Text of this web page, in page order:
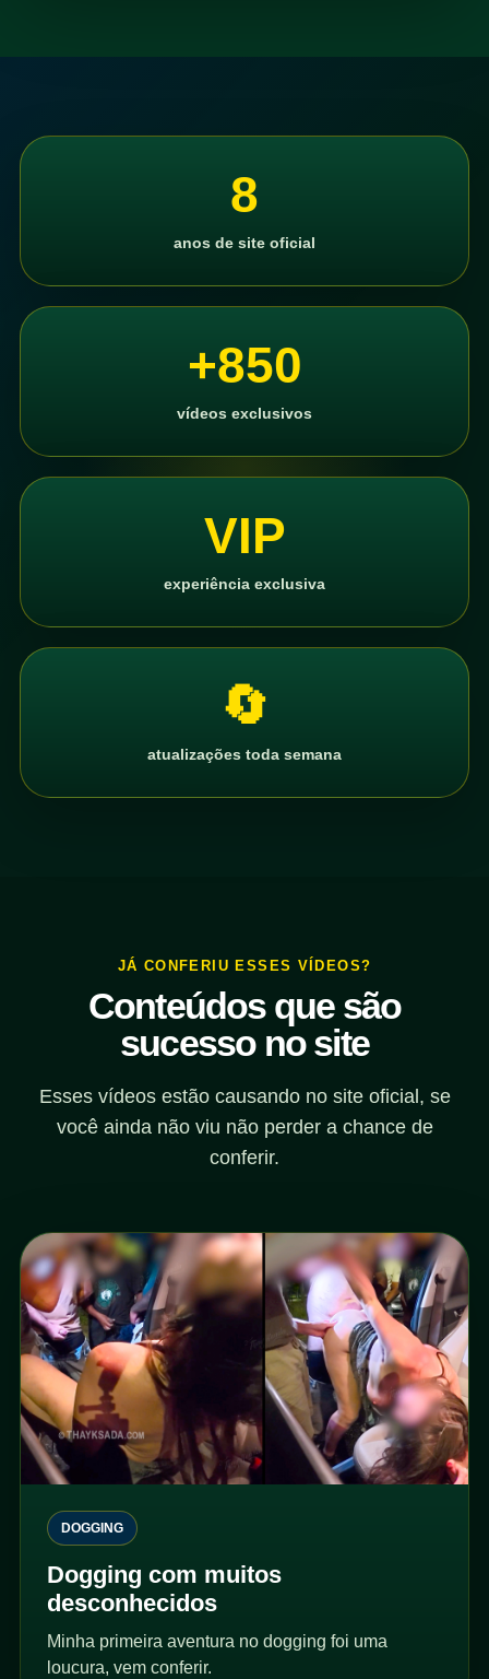
8
anos de site oficial
+850
vídeos exclusivos
VIP
experiência exclusiva
🔄
atualizações toda semana
JÁ CONFERIU ESSES VÍDEOS?
Conteúdos que são
sucesso no site
Esses vídeos estão causando no site oficial, se
você ainda não viu não perder a chance de
conferir.
DOGGING
Dogging com muitos
desconhecidos
Minha primeira aventura no dogging foi uma
loucura, vem conferir.